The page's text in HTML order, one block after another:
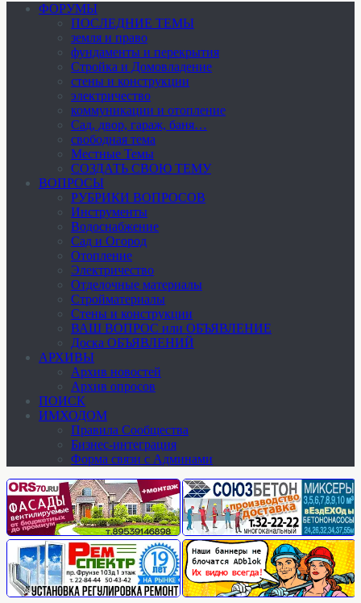
ФОРУМЫ
ПОСЛЕДНИЕ ТЕМЫ
земля и право
фундаменты и перекрытия
Стройка и Домовладение
стены и конструкции
электричество
коммуникации и отопление
Cад, двор, гараж, баня…
свободная тема
Местные Темы
СОЗДАТЬ СВОЮ ТЕМУ
ВОПРОСЫ
РУБРИКИ ВОПРОСОВ
Инструменты
Водоснабжение
Сад и Огород
Отопление
Электричество
Отделочные материалы
Стройматериалы
Стены и конструкции
ВАШ ВОПРОС или ОБЪЯВЛЕНИЕ
Доска ОБЪЯВЛЕНИЙ
АРХИВЫ
Архив новостей
Архив опросов
ПОИСК
ИМХОДОМ
Правила Сообщества
Бизнес-интеграция
Форма связи с Админами